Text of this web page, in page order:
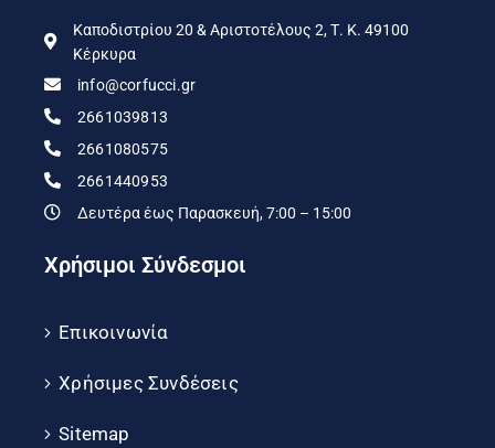
Καποδιστρίου 20 & Αριστοτέλους 2, Τ. Κ. 49100
Κέρκυρα
info@corfucci.gr
2661039813
2661080575
2661440953
Δευτέρα έως Παρασκευή, 7:00 – 15:00
Χρήσιμοι Σύνδεσμοι
Επικοινωνία
Χρήσιμες Συνδέσεις
Sitemap